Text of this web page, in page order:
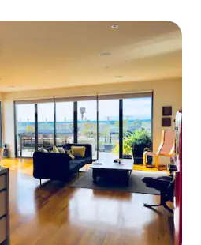
ramen